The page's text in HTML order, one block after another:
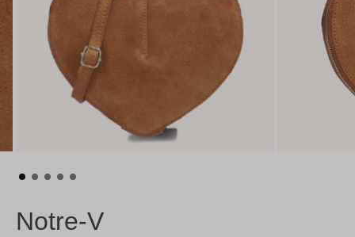
Notre-V